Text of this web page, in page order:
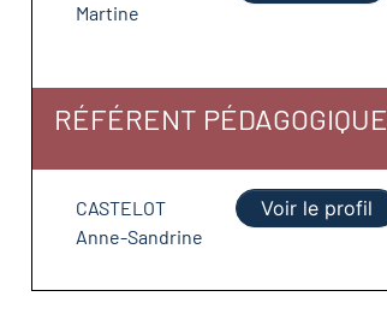
Martine
RÉFÉRENT PÉDAGOGIQUE
CASTELOT
Anne-Sandrine
Voir le profil